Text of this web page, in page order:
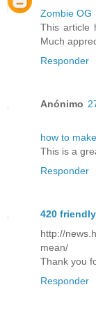
Zombie OG
This article
Much
Responder
Anónimo
how to
This is a
Responder
420
http://
mean/
Thank you
Responder